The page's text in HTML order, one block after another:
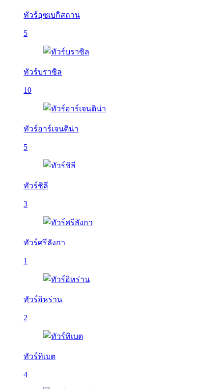
ทัวร์อุซเบกิสถาน
5
ทัวร์บราซิล
10
ทัวร์อาร์เจนติน่า
5
ทัวร์ชิลี
3
ทัวร์ศรีลังกา
1
ทัวร์อิหร่าน
2
ทัวร์ทิเบต
4